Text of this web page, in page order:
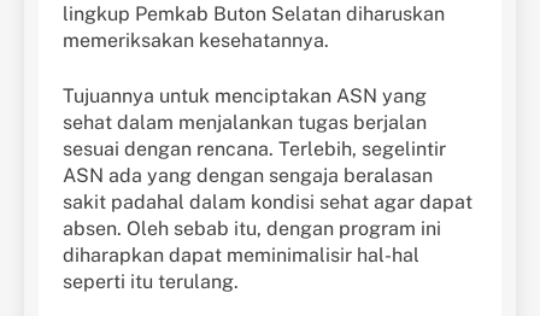
lingkup Pemkab Buton Selatan diharuskan
memeriksakan kesehatannya.
Tujuannya untuk menciptakan ASN yang
sehat dalam menjalankan tugas berjalan
sesuai dengan rencana. Terlebih, segelintir
ASN ada yang dengan sengaja beralasan
sakit padahal dalam kondisi sehat agar dapat
absen. Oleh sebab itu, dengan program ini
diharapkan dapat meminimalisir hal-hal
seperti itu terulang.